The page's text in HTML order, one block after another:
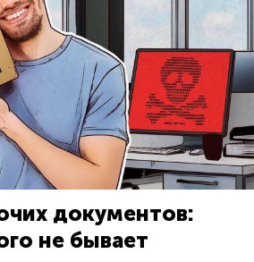
документов:
не бывает